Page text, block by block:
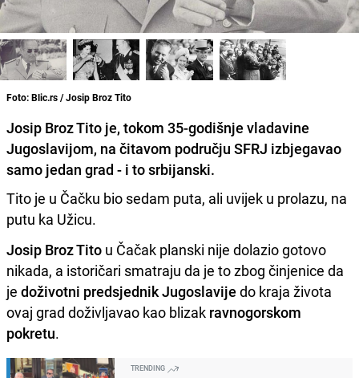
Foto: Blic.rs / Josip Broz Tito
Josip Broz Tito je, tokom 35-godišnje vladavine
Jugoslavijom, na čitavom području SFRJ izbjegavao
samo jedan grad - i to srbijanski.
Tito je u Čačku bio sedam puta, ali uvijek u prolazu, na
putu ka Užicu.
Josip Broz Tito u Čačak planski nije dolazio gotovo
nikada, a istoričari smatraju da je to zbog činjenice da
je doživotni predsjednik Jugoslavije do kraja života
ovaj grad doživljavao kao blizak ravnogorskom
pokretu.
TRENDING